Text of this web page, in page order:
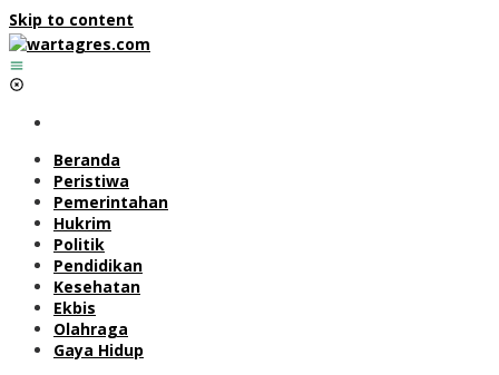
Skip to content
Beranda
Peristiwa
Pemerintahan
Hukrim
Politik
Pendidikan
Kesehatan
Ekbis
Olahraga
Gaya Hidup